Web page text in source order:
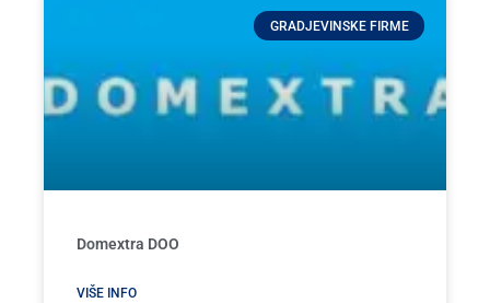
GRADJEVINSKE FIRME
Domextra DOO
VIŠE INFO